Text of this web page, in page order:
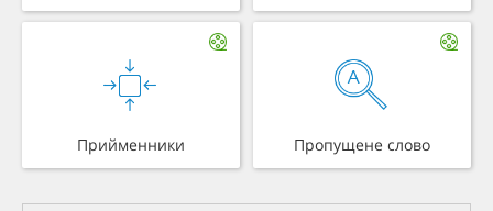
Прийменники Пропущене слово